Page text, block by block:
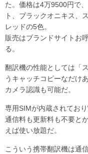
た。価格は4万9500円で
ト、ブラックオニキス、
レッドの5色。
販売はブランドサイトお
る。
翻訳機の性能としては「
うキャッチコピーなだけ
カメラ認識も可能だ。
専用SIMが内蔵されてお
通信料も更新料も不要と
えば使い放題だ。
こういう携帯翻訳機は通